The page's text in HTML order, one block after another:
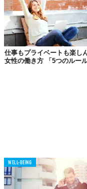
継続するための具体
ウィークリーレビュー
トの冒頭に、必ず目標を
スクやカレンダーを確
どのようなタスクが「重
まず今四半期のトップ
なぜ今、「順序」
「効率的に間違った
多くの人が陥る罠は、
うことです。日々のタ
仕事もプライベートも楽し
女性の働き方 「5つのルール
WELL-BEING